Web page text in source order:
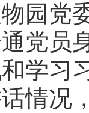
园党
党员
学习
情况